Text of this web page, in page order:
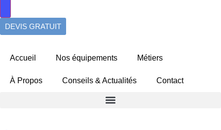
DEVIS GRATUIT
Accueil Nos équipements Métiers
À Propos Conseils & Actualités Contact